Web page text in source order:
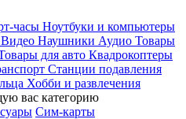
часы Ноутбуки и компьютеры
Наушники Аудио Товары
для авто Квадрокоптеры
Станции подавления
Хобби и развлечения
вас категорию
Сим-карты